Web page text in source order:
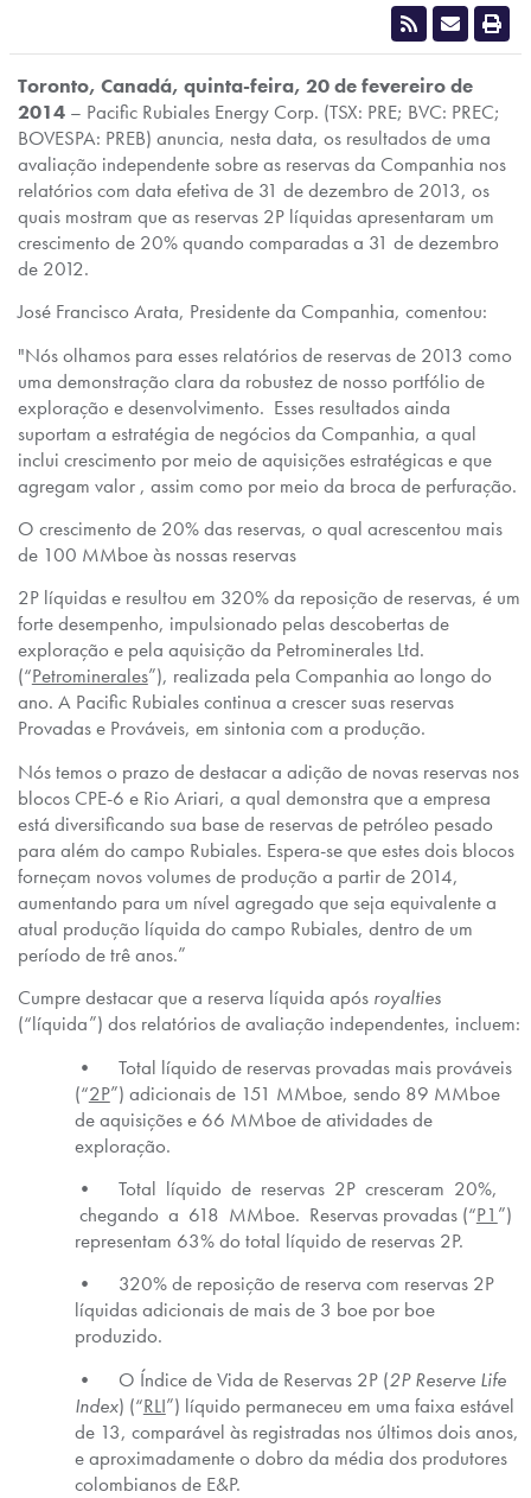
Toronto, Canadá, quinta-feira, 20 de fevereiro de
2014 – Pacific Rubiales Energy Corp. (TSX: PRE; BVC: PREC;
BOVESPA: PREB) anuncia, nesta data, os resultados de uma
avaliação independente sobre as reservas da Companhia nos
relatórios com data efetiva de 31 de dezembro de 2013, os
quais mostram que as reservas 2P líquidas apresentaram um
crescimento de 20% quando comparadas a 31 de dezembro
de 2012.
José Francisco Arata, Presidente da Companhia, comentou:
"Nós olhamos para esses relatórios de reservas de 2013 como
uma demonstração clara da robustez de nosso portfólio de
exploração e desenvolvimento. Esses resultados ainda
suportam a estratégia de negócios da Companhia, a qual
inclui crescimento por meio de aquisições estratégicas e que
agregam valor , assim como por meio da broca de perfuração.
O crescimento de 20% das reservas, o qual acrescentou mais
de 100 MMboe às nossas reservas
2P líquidas e resultou em 320% da reposição de reservas, é um
forte desempenho, impulsionado pelas descobertas de
exploração e pela aquisição da Petrominerales Ltd.
(“Petrominerales”), realizada pela Companhia ao longo do
ano. A Pacific Rubiales continua a crescer suas reservas
Provadas e Prováveis, em sintonia com a produção.
Nós temos o prazo de destacar a adição de novas reservas nos
blocos CPE-6 e Rio Ariari, a qual demonstra que a empresa
está diversificando sua base de reservas de petróleo pesado
para além do campo Rubiales. Espera-se que estes dois blocos
forneçam novos volumes de produção a partir de 2014,
aumentando para um nível agregado que seja equivalente a
atual produção líquida do campo Rubiales, dentro de um
período de trê anos.”
Cumpre destacar que a reserva líquida após royalties
(“líquida”) dos relatórios de avaliação independentes, incluem:
• Total líquido de reservas provadas mais prováveis
(“2P”) adicionais de 151 MMboe, sendo 89 MMboe
de aquisições e 66 MMboe de atividades de
exploração.
• Total líquido de reservas 2P cresceram 20%,
chegando a 618 MMboe. Reservas provadas (“P1 ”)
representam 63% do total líquido de reservas 2P.
• 320% de reposição de reserva com reservas 2P
líquidas adicionais de mais de 3 boe por boe
produzido.
• O Índice de Vida de Reservas 2P (2P Reserve Life
Index) (“RLI”) líquido permaneceu em uma faixa estável
de 13, comparável às registradas nos últimos dois anos,
e aproximadamente o dobro da média dos produtores
colombianos de E&P.